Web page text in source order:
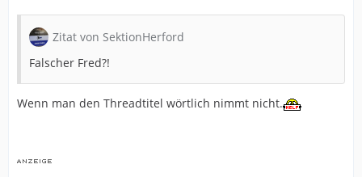
Zitat von SektionHerford
Falscher Fred?!
Wenn man den Threadtitel wörtlich nimmt nicht.